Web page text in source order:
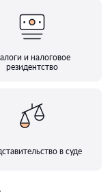
и налоговое
резидентство
в суде